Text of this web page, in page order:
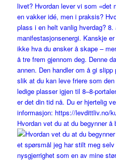
Hvordan vet du at du begynner å